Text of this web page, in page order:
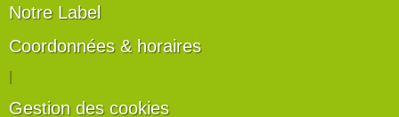
Notre Label
Coordonnées & horaires
Gestion des cookies